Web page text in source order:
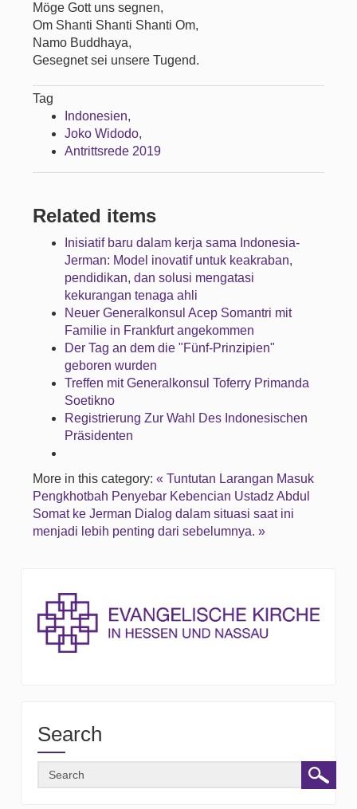
Möge Gott uns segnen,
Om Shanti Shanti Shanti Om,
Namo Buddhaya,
Gesegnet sei unsere Tugend.
Tag
Indonesien
Joko Widodo
Antrittsrede 2019
Related items
Inisiatif baru dalam kerja sama Indonesia-
Jerman: Model inovatif untuk keakraban,
pendidikan, dan solusi mengatasi
kekurangan tenaga ahli
Neuer Generalkonsul Acep Somantri mit
Familie in Frankfurt angekommen
Der Tag an dem die "Fünf-Prinzipien"
geboren wurden
Treffen mit Generalkonsul Toferry Primanda
Soetikno
Registrierung Zur Wahl Des Indonesischen
Präsidenten
More in this category: « Tuntutan Larangan Masuk
Pengkhotbah Penyebar Kebencian Ustadz Abdul
Somat ke Jerman Dialog dalam situasi saat ini
menjadi lebih penting dari sebelumnya. »
Search